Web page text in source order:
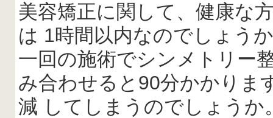
美容矯正に関して、健康な
は 1時間以内なのでしょう
一回の施術でシンメトリー
み合わせると90分かかりま
減 してしまうのでしょうか